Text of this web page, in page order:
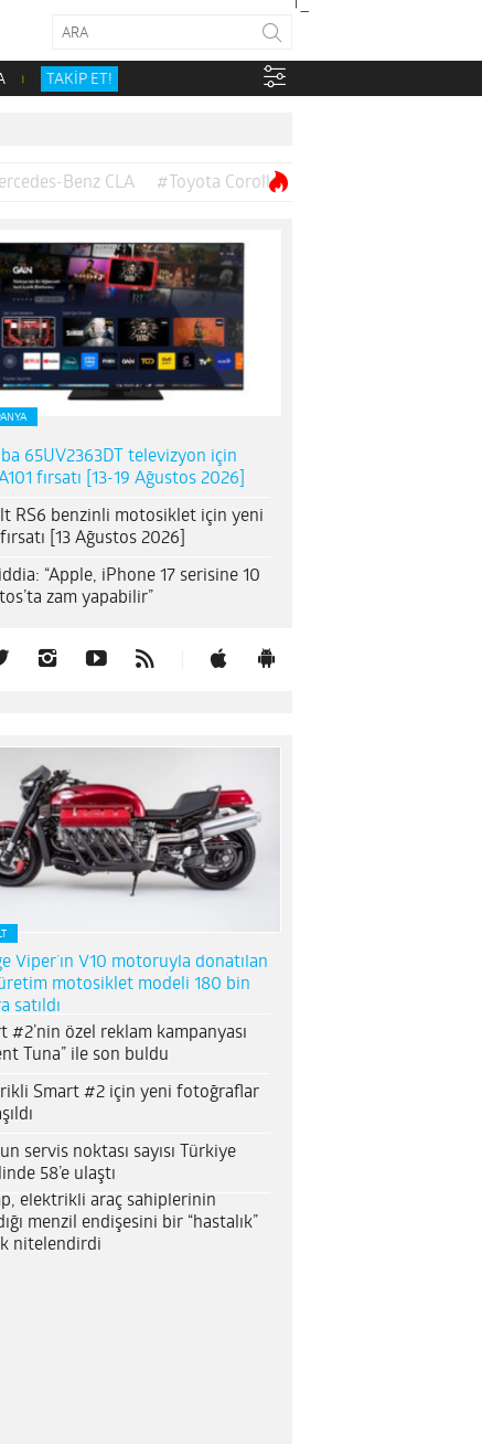
TAKİP ET!
Benz CLA #Toyota Corolla
65UV2363DT televizyon için
fırsatı [13-19 Ağustos 2026]
RS6 benzinli motosiklet için yeni
[13 Ağustos 2026]
“Apple, iPhone 17 serisine 10
zam yapabilir”
Viper’ın V10 motoruyla donatılan
motosiklet modeli 180 bin
satıldı
#2’nin özel reklam kampanyası
Tuna” ile son buldu
Smart #2 için yeni fotoğraflar
servis noktası sayısı Türkiye
58’e ulaştı
elektrikli araç sahiplerinin
menzil endişesini bir “hastalık”
nitelendirdi